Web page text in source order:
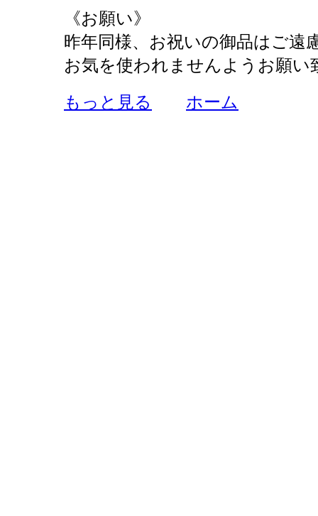
《お願い》
昨年同様、お祝いの御品はご遠
お気を使われませんようお願い
もっと見る
ホーム